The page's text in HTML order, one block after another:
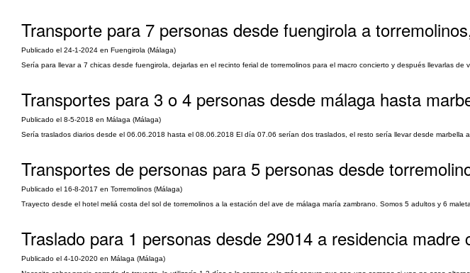
Transporte para 7 personas desde fuengirola a
Publicado el 24-1-2024 en Fuengirola (Málaga)
Sería para llevar a 7 chicas desde fuengirola, dejarlas en el recinto ferial de torremolinos para el macro concierto y después llevarlas de
Transportes para 3 o 4 personas desde málaga hasta
Publicado el 8-5-2018 en Málaga (Málaga)
Sería traslados diarios desde el 06.06.2018 hasta el 08.06.2018 El día 07.06 serían dos traslados, el resto sería llevar desde marbella
Transportes de personas para 5 personas desde
Publicado el 16-8-2017 en Torremolinos (Málaga)
Trayecto desde el hotel meliá costa del sol de torremolinos a la estación del ave de málaga maría zambrano. Somos 5 adultos y 6
Traslado para 1 personas desde 29014 a residencia madre
Publicado el 4-10-2020 en Málaga (Málaga)